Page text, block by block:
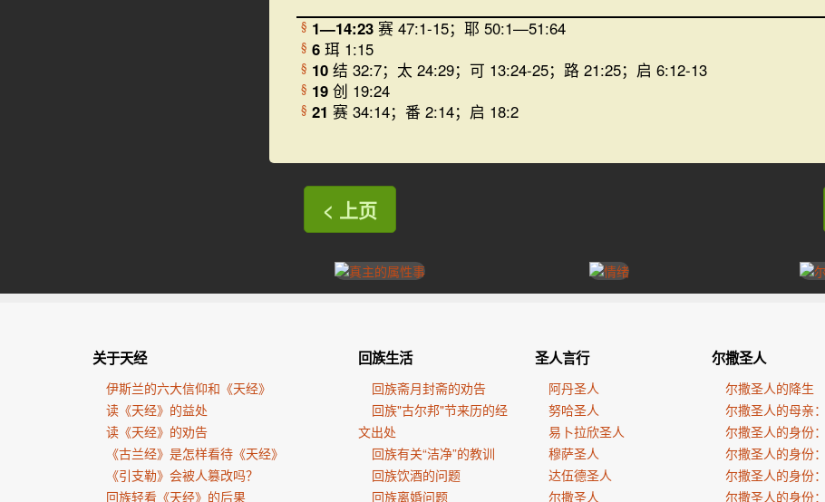
§ 1—14:23 赛 47:1-15；耶 50:1—51:64
§ 6 珥 1:15
§ 10 结 32:7；太 24:29；可 13:24-25；路 21:25；启 6:12-13
§ 19 创 19:24
§ 21 赛 34:14；番 2:14；启 18:2
< 上页
关于天经
伊斯兰的六大信仰和《天经》
读《天经》的益处
读《天经》的劝告
《古兰经》是怎样看待《天经》
《引支勒》会被人篡改吗？
回族轻看《天经》的后果
回族生活
回族斋月封斋的劝告
回族"古尔邦"节来历的经
文出处
回族有关“洁净”的教训
回族饮酒的问题
回族离婚问题
圣人言行
阿丹圣人
努哈圣人
易卜拉欣圣人
穆萨圣人
达伍德圣人
尔撒圣人
尔撒圣人
尔撒圣人的降生
尔撒圣人的母亲
尔撒圣人的身份
尔撒圣人的身份
尔撒圣人的身份
尔撒圣人的身份